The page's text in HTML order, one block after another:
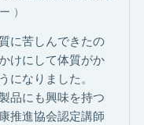
）
に苦しんできたの
けにして体質がか
になりました。
品にも興味を持つ
推進協会認定講師